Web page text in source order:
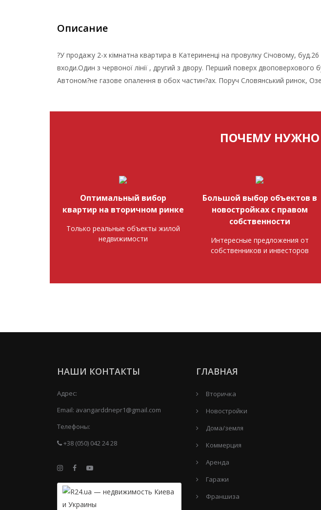
Описание
?У продажу 2-х кімнатна квартира в Катериненці на провулку Січовому,
входи.Один з червоної лінії , другий з двору. Перший поверх двоповерхового
Автоном?не газове опалення в обох частин?ах. Поруч Словянський ринок,
ПОЧЕМУ НУЖНО
Оптимальный вибор
квартир на вторичном ринке
Только реальные объекты жилой
недвижимости
Большой выбор объектов в
новостройках с правом
собственности
Интересные предложения от
собственников и инвесторов
НАШИ КОНТАКТЫ
Адрес:
Email: avangarddnepr1@gmail.com
Телефоны:
+38 (050) 042 24 28
ГЛАВНАЯ
Вторичка
Новостройки
Дома/земля
Коммерция
Аренда
Гаражи
Франшиза